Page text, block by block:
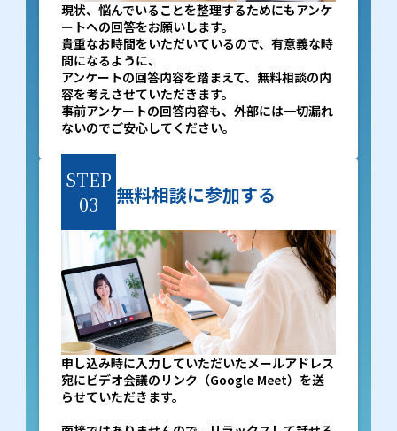
現状、悩んでいることを整理するためにもアンケ
ートへの回答をお願いします。
貴重なお時間をいただいているので、有意義な時
間になるように、
アンケートの回答内容を踏まえて、無料相談の内
容を考えさせていただきます。
事前アンケートの回答内容も、外部には一切漏れ
ないのでご安心してください。
STEP
03
無料相談に参加する
申し込み時に入力していただいたメールアドレス
宛にビデオ会議のリンク（Google Meet）を送
らせていただきます。